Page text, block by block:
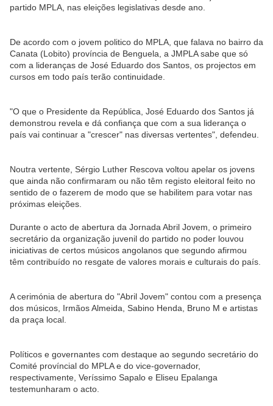
partido MPLA, nas eleições legislativas desde ano.
De acordo com o jovem politico do MPLA, que falava no bairro da
Canata (Lobito) província de Benguela, a JMPLA sabe que só
com a lideranças de José Eduardo dos Santos, os projectos em
cursos em todo país terão continuidade.
"O que o Presidente da República, José Eduardo dos Santos já
demonstrou revela e dá confiança que com a sua liderança o
país vai continuar a "crescer" nas diversas vertentes", defendeu.
Noutra vertente, Sérgio Luther Rescova voltou apelar os jovens
que ainda não confirmaram ou não têm registo eleitoral feito no
sentido de o fazerem de modo que se habilitem para votar nas
próximas eleições.
Durante o acto de abertura da Jornada Abril Jovem, o primeiro
secretário da organização juvenil do partido no poder louvou
iniciativas de certos músicos angolanos que segundo afirmou
têm contribuído no resgate de valores morais e culturais do país.
A cerimónia de abertura do "Abril Jovem" contou com a presença
dos músicos, Irmãos Almeida, Sabino Henda, Bruno M e artistas
da praça local.
Políticos e governantes com destaque ao segundo secretário do
Comité províncial do MPLA e do vice-governador,
respectivamente, Veríssimo Sapalo e Eliseu Epalanga
testemunharam o acto.